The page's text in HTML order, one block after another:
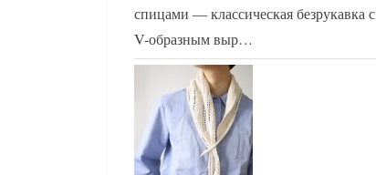
спицами — классическая безрукавка с
V-образным выр…